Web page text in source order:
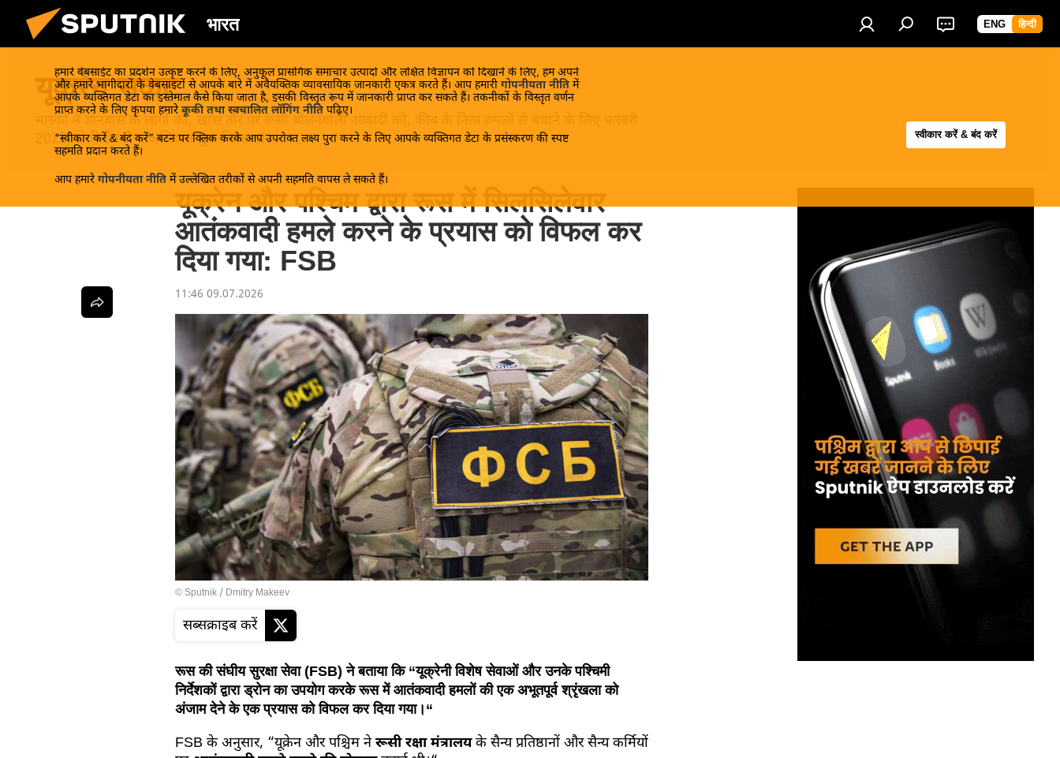
भारत ENG हिन्दी
हमारे वेबसाईट का प्रदर्शन उत्कृष्ट करने के लिए, अनुकूल प्रासंगिक समाचार उत्पादों और लक्षित विज्ञापन को दिखाने के लिए, हम अपने
और हमारे भागीदारों के वेबसाइटों से आपके बारे में अवैयक्तिक व्यावसायिक जानकारी एकत्र करते हैं। आप हमारी गोपनीयता नीति में
आपके व्यक्तिगत डेटा का इस्तेमाल कैसे किया जाता है, इसकी विस्तृत रूप में जानकारी प्राप्त कर सकते हैं। तकनीकों के विस्तृत वर्णन
प्राप्त करने के लिए कृपया हमारे कूकी तथा स्वचालित लॉगिंग नीति पढ़िए।
“स्वीकार करें & बंद करें” बटन पर क्लिक करके आप उपरोक्त लक्ष्य पुरा करने के लिए आपके व्यक्तिगत डेटा के प्रसंस्करण की स्पष्ट
सहमति प्रदान करते हैं।
आप हमारे गोपनीयता नीति में उल्लेखित तरीकों से अपनी सहमति वापस ले सकते हैं।
स्वीकार करें & बंद करें
यूक्रेन संकट
मास्को ने डोनबास के लोगों को, खास तौर पर रूसी बोलनेवाली आबादी को, कीव के नित्य हमलों से बचाने के लिए फरवरी
2022 को विशेष सैन्य अभियान शुरू किया था।
यूक्रेन और पश्चिम द्वारा रूस में सिलसिलेवार
आतंकवादी हमले करने के प्रयास को विफल कर
दिया गया: FSB
11:46 09.07.2026
© Sputnik / Dmitry Makeev
सब्सक्राइब करें
रूस की संघीय सुरक्षा सेवा (FSB) ने बताया कि “यूक्रेनी विशेष सेवाओं और उनके पश्चिमी
निर्देशकों द्वारा ड्रोन का उपयोग करके रूस में आतंकवादी हमलों की एक अभूतपूर्व श्रृंखला को
अंजाम देने के एक प्रयास को विफल कर दिया गया।“
FSB के अनुसार, “यूक्रेन और पश्चिम नेरूसी रक्षा मंत्रालयके सैन्य प्रतिष्ठानों और सैन्य कर्मियों